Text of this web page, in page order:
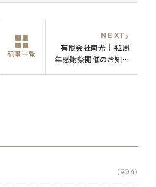
記事一覧
NEXT›
有限会社南光｜42周
年感謝祭開催のお知ら
(904)